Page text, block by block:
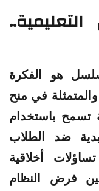
هو الفكرة
والمتمثلة في منح
تسمح باستخدام
ضد الطلاب
أخلاقية
فرض النظام